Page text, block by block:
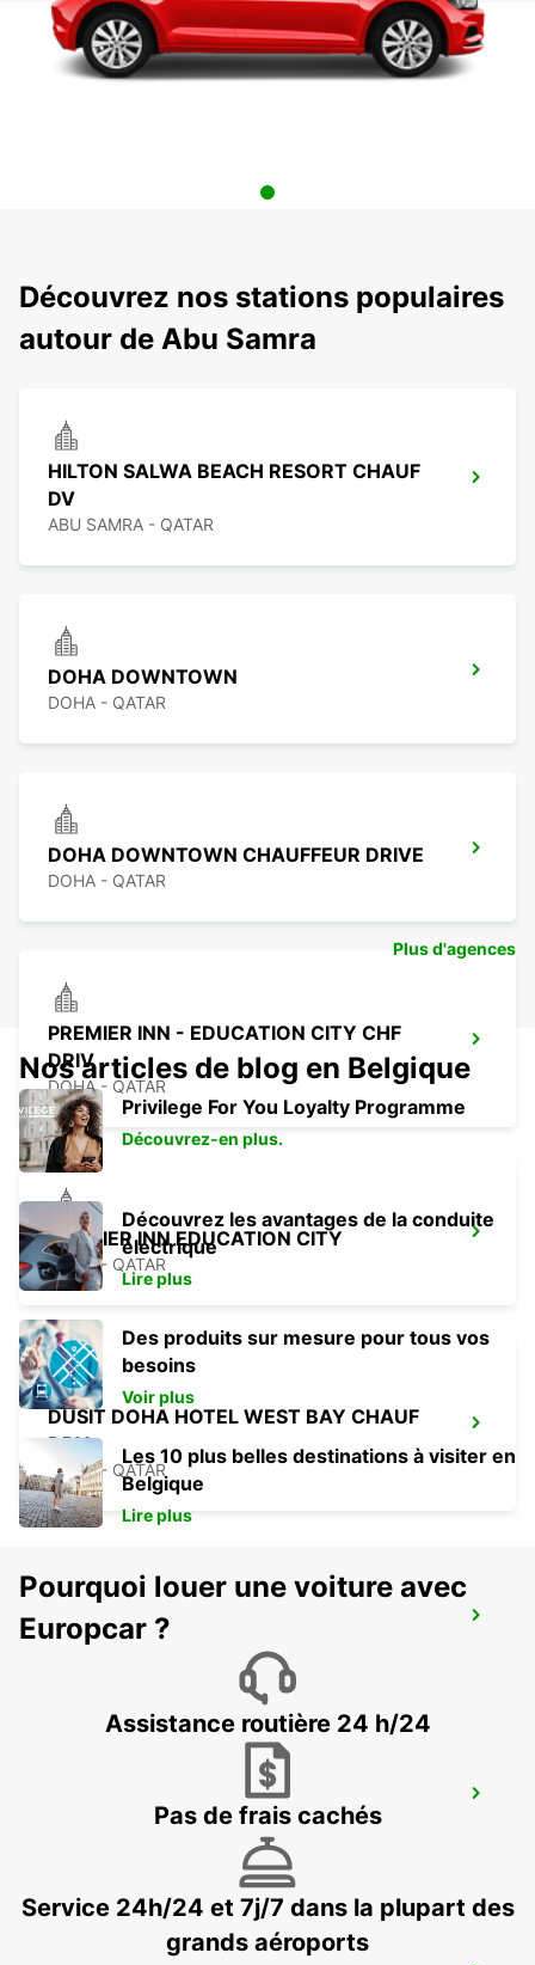
Découvrez nos stations populaires
autour de Abu Samra
HILTON SALWA BEACH RESORT CHAUF
DV
ABU SAMRA - QATAR
DOHA DOWNTOWN
DOHA - QATAR
DOHA DOWNTOWN CHAUFFEUR DRIVE
DOHA - QATAR
PREMIER INN - EDUCATION CITY CHF
DRIV
DOHA - QATAR
PREMIER INN EDUCATION CITY
DOHA - QATAR
DUSIT DOHA HOTEL WEST BAY CHAUF
DRV
DOHA - QATAR
DUSIT DOHA HOTEL WEST BAY
DOHA - QATAR
DOHA AIRPORT
DOHA - QATAR
Plus d'agences
Nos articles de blog en Belgique
Privilege For You Loyalty Programme
Découvrez-en plus.
Découvrez les avantages de la conduite
électrique
Lire plus
Des produits sur mesure pour tous vos
besoins
Voir plus
Les 10 plus belles destinations à visiter en
Belgique
Lire plus
Pourquoi louer une voiture avec
Europcar ?
Assistance routière 24 h/24
Pas de frais cachés
Service 24h/24 et 7j/7 dans la plupart des
grands aéroports